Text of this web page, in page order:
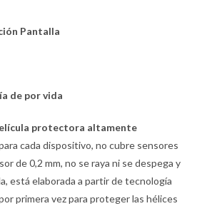
Pantalla
de por vida
protectora altamente
cada dispositivo, no cubre sensores
de 0,2 mm, no se raya ni se despega y
está elaborada a partir de tecnología
primera vez para proteger las hélices